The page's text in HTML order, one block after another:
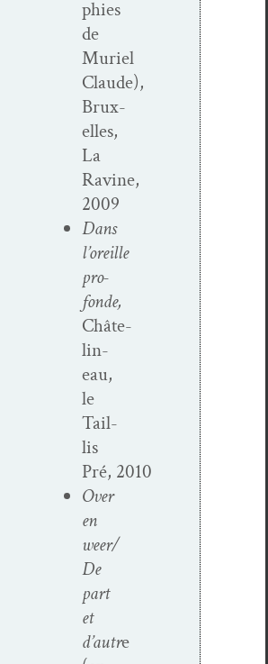
phies
de
Muriel
Claude),
Brux­
elles,
La
Ravine,
2009
Dans
l’oreille
pro­
fonde,
Châte­
lin­
eau,
le
Tail­
lis
Pré, 2010
Over
en
weer/
De
part
et
d’autre